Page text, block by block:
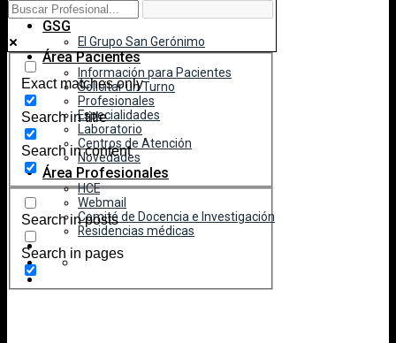
Inicio
GSG
El Grupo San Gerónimo
Área Pacientes
Información para Pacientes
Solicitar un Turno
Profesionales
Especialidades
Laboratorio
Centros de Atención
Novedades
Área Profesionales
HCE
Webmail
Comité de Docencia e Investigación
Residencias médicas
Exact matches only
Search in title
Search in content
Search in posts
Search in pages